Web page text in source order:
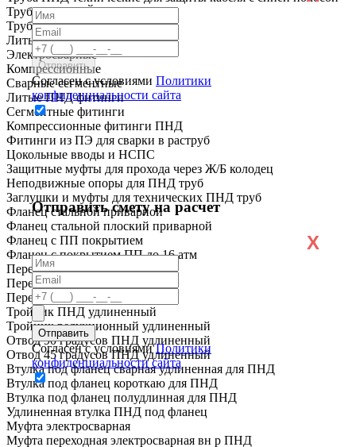
Труба ЭКОЛАЙН
Труба ГОСТ Р МЭК
Литые
Электросварные
Компрессионные
Сварные сегментные
Литые ПНД фитинги
Сегментные фитинги
Компрессионные фитинги ПНД
Фитинги из ПЭ для сварки в раструб
Цокольные вводы и НСПС
Защитные муфты для прохода через Ж/Б колодец
Неподвижные опоры для ПНД труб
Заглушки и муфты для технических ПНД труб
Фланец стальной приварной
Фланец стальной плоский приварной
Фланец с ПП покрытием
Фланец с покрытием ПП до 16 атм
Переход ПНД короткий
Переход ПНД удлиненный
Переход ПЭ сталь
Тройник ПНД удлиненный
Тройник редукционный удлиненный
Отвод 90 градусов ПНД удлиненный
Отвод 45 градусов ПНД удлиненный
Втулка под фланец сварная удлиненная для ПНД
Втулка под фланец короткаю для ПНД
Втулка под фланец полудлинная для ПНД
Удлиненная втулка ПНД под фланец
Муфта электросварная
Муфта переходная электросварная вн р ПНД
Согласен с условиями Политики
конфиденциальности сайта
Отправить смету на расчет
X
Согласен с условиямиПолитики
конфиденциальности сайта